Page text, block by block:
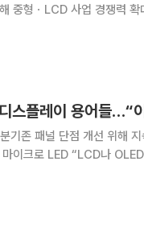
사업 경쟁력 확대에 나선다.
스플레이 용어들…“
기존 패널 단점 개선 위해
많이 들어봤는데 QLED,